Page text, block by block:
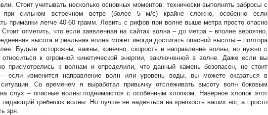
Стоит учитывать несколько основных моментов: технически выполнять забросы с
при сильном встречном ветре (более 5 м/с) крайне сложно, особенно если
приманки легче 40-60 грамм. Ловить с рифов при волне выше метра просто опасно
отметить, что если заявленная на сайтах волна – до метра – вполне вероятно,
высота и реальная волна может иногда достигать опасной высоты – полтора
Будьте осторожны, важны, конечно, скорость и направление волны, но нужно с
к огромной кинетической энергии, заключенной в волне. Даже если вы
присмотрелись к волнам и определили, что данный камень безопасен, не стоит
– если изменится направление волн или уровень воды, вы можете оказаться в
ситуации. Со временем я выработал привычку отслеживать высоту волн боковым
слух – опасные волны поднимаются с особенным хлопком. Наверное хлопок этот
падающий гребешок волны. Но лучше не надеяться на крепкость ваших ног, а просто
зря.